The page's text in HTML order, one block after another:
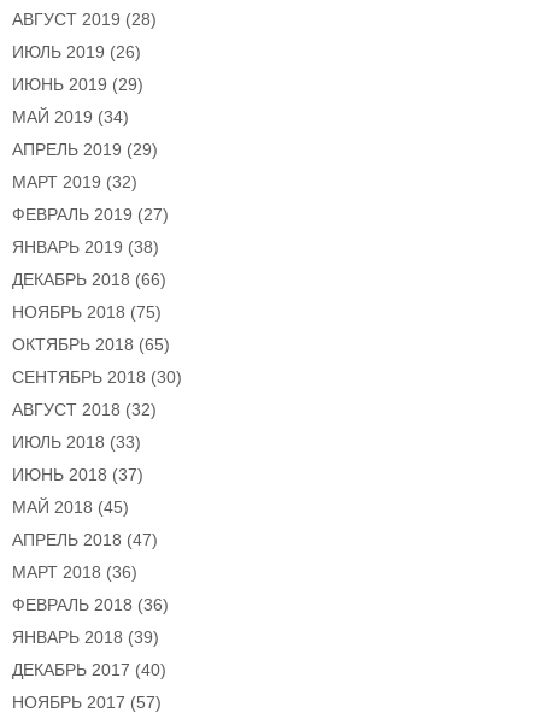
АВГУСТ 2019 (28)
ИЮЛЬ 2019 (26)
ИЮНЬ 2019 (29)
МАЙ 2019 (34)
АПРЕЛЬ 2019 (29)
МАРТ 2019 (32)
ФЕВРАЛЬ 2019 (27)
ЯНВАРЬ 2019 (38)
ДЕКАБРЬ 2018 (66)
НОЯБРЬ 2018 (75)
ОКТЯБРЬ 2018 (65)
СЕНТЯБРЬ 2018 (30)
АВГУСТ 2018 (32)
ИЮЛЬ 2018 (33)
ИЮНЬ 2018 (37)
МАЙ 2018 (45)
АПРЕЛЬ 2018 (47)
МАРТ 2018 (36)
ФЕВРАЛЬ 2018 (36)
ЯНВАРЬ 2018 (39)
ДЕКАБРЬ 2017 (40)
НОЯБРЬ 2017 (57)